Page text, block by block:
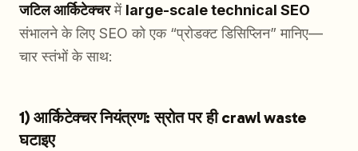
जटिल आर्किटेक्चरमें large-scale technical SEO
संभालने के लिए SEO को एक “प्रोडक्ट डिसिप्लिन” मानिए—
चार स्तंभों के साथ:
1) आर्किटेक्चर नियंत्रण: स्रोत पर ही crawl waste
घटाइए